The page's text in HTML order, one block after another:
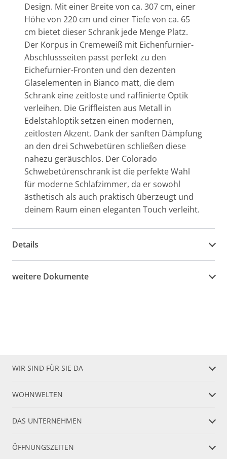
Design. Mit einer Breite von ca. 307 cm, einer
Höhe von 220 cm und einer Tiefe von ca. 65
cm bietet dieser Schrank jede Menge Platz.
Der Korpus in Cremeweiß mit Eichenfurnier-
Abschlussseiten passt perfekt zu den
Eichefurnier-Fronten und den dezenten
Glaselementen in Bianco matt, die dem
Schrank eine zeitloste und raffinierte Optik
verleihen. Die Griffleisten aus Metall in
Edelstahloptik setzen einen modernen,
zeitlosten Akzent. Dank der sanften Dämpfung
an den drei Schwebetüren schließen diese
nahezu geräuschlos. Der Colorado
Schwebetürenschrank ist die perfekte Wahl
für moderne Schlafzimmer, da er sowohl
ästhetisch als auch praktisch überzeugt und
deinem Raum einen eleganten Touch verleiht.
Details
weitere Dokumente
WIR SIND FÜR SIE DA
WOHNWELTEN
DAS UNTERNEHMEN
ÖFFNUNGSZEITEN